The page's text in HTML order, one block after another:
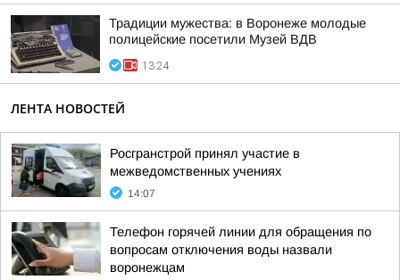
Традиции мужества: в Воронеже молодые
полицейские посетили Музей ВДВ
13:24
ЛЕНТА НОВОСТЕЙ
Росгранстрой принял участие в
межведомственных учениях
14:07
Телефон горячей линии для обращения по
вопросам отключения воды назвали
воронежцам